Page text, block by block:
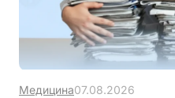
Медицина07.08.2026